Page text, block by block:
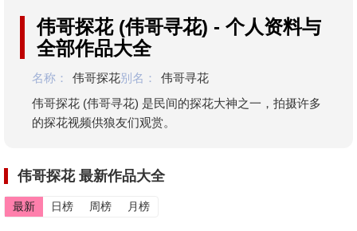
伟哥探花 (伟哥寻花) - 个人资料与
全部作品大全
名称： 伟哥探花别名：
伟哥寻花
伟哥探花 (伟哥寻花) 是民间的探花大神之一，拍摄许多
的探花视频供狼友们观赏。
伟哥探花 最新作品大全
最新 日榜 周榜 月榜